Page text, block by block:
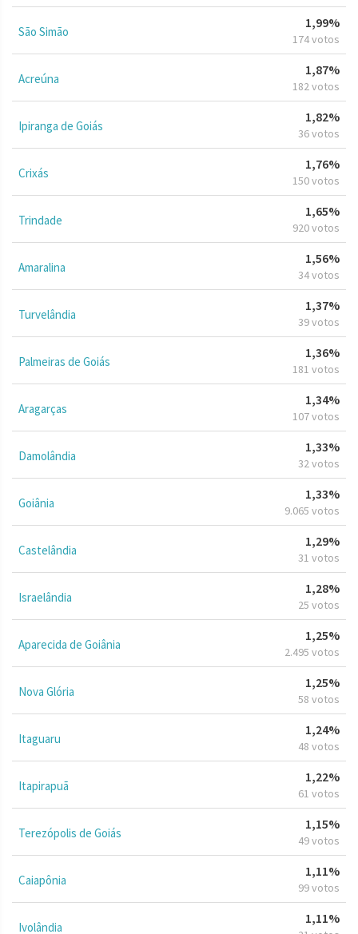
São Simão
1,99%
174 votos
Acreúna
1,87%
182 votos
Ipiranga de Goiás
1,82%
36 votos
Crixás
1,76%
150 votos
Trindade
1,65%
920 votos
Amaralina
1,56%
34 votos
Turvelândia
1,37%
39 votos
Palmeiras de Goiás
1,36%
181 votos
Aragarças
1,34%
107 votos
Damolândia
1,33%
32 votos
Goiânia
1,33%
9.065 votos
Castelândia
1,29%
31 votos
Israelândia
1,28%
25 votos
Aparecida de Goiânia
1,25%
2.495 votos
Nova Glória
1,25%
58 votos
Itaguaru
1,24%
48 votos
Itapirapuã
1,22%
61 votos
Terezópolis de Goiás
1,15%
49 votos
Caiapônia
1,11%
99 votos
Ivolândia
1,11%